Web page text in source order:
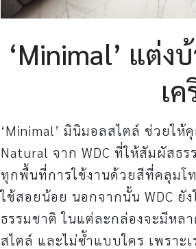
‘Minimal’ แต่
เ
‘Minimal’ มินิมอลสไตล์ ช่วยใ
Natural จาก WDC ที่ให้สัมผัสธ
ทุกพื้นที่การใช้งานด้วยสีที่คลุมโ
ใช้สอยน้อย นอกจากนั้น WDC ยั
ธรรมชาติ ในแต่ละกล่องจะมีหล
สไตล์ และไม่ซ้ำแบบใคร เพรา